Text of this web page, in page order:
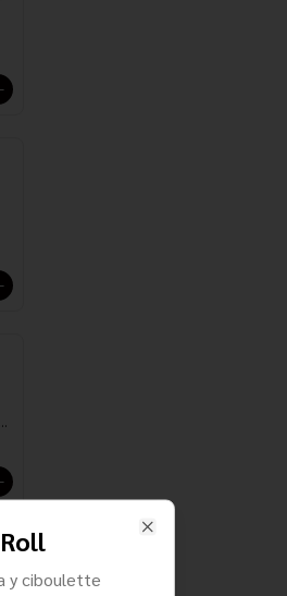
y ciboulette